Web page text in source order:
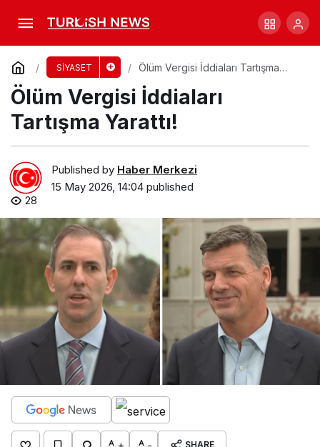
SİYASET
Ölüm Vergisi İddiaları Tartışma
Ölüm Vergisi İddiaları
Tartışma Yarattı!
Published by Haber Merkezi
15 May 2026, 14:04 published
28
SHARE
Janine Allis’tan Federal Bütçeye Sert
Eleştiri!
Comment Share